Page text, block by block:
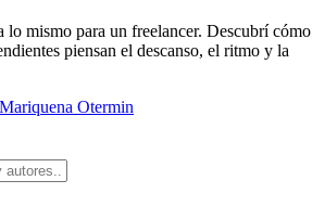
mismo para un freelancer. Descubrí cómo
piensan el descanso, el ritmo y la
Mariquena Otermin